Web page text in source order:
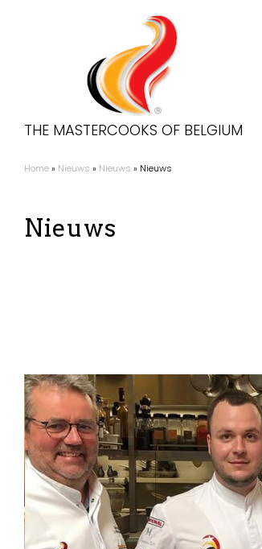
THE MASTERCOOKS OF BELGIUM
Kruimelpad
Home Nieuws Nieuws Nieuws
Nieuws